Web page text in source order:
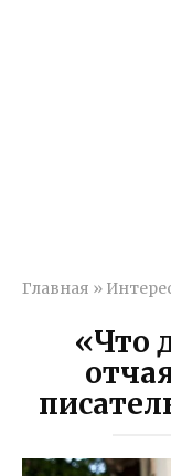
Главная »
«Что